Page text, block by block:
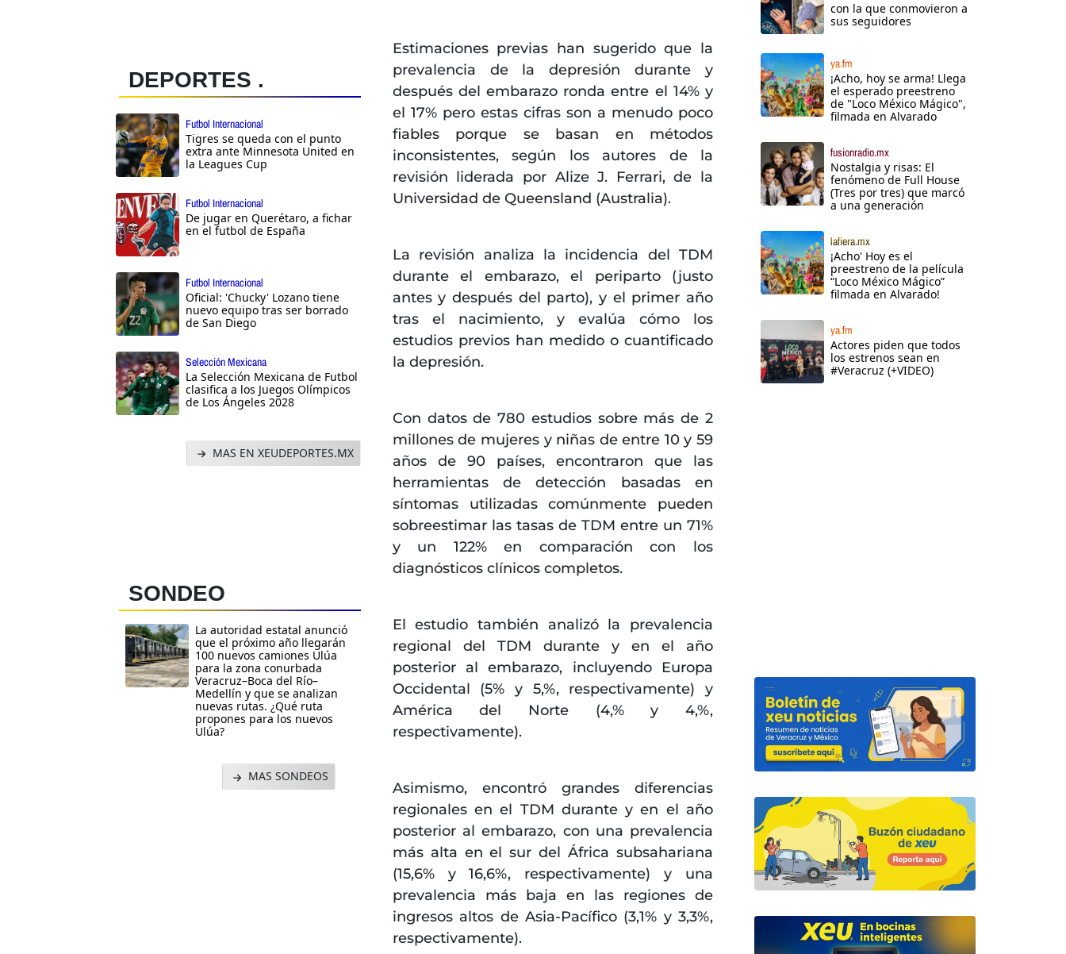
DEPORTES .
Futbol Internacional
Tigres se queda con el punto
extra ante Minnesota United en
la Leagues Cup
Futbol Internacional
De jugar en Querétaro, a fichar
en el futbol de España
Futbol Internacional
Oficial: 'Chucky' Lozano tiene
nuevo equipo tras ser borrado
de San Diego
Selección Mexicana
La Selección Mexicana de Futbol
clasifica a los Juegos Olímpicos
de Los Ángeles 2028
MAS EN XEUDEPORTES.MX
SONDEO
La autoridad estatal anunció
que el próximo año llegarán
100 nuevos camiones Ulúa
para la zona conurbada
Veracruz–Boca del Río–
Medellín y que se analizan
nuevas rutas. ¿Qué ruta
propones para los nuevos
Ulúa?
MAS SONDEOS
Estimaciones previas han sugerido que la
prevalencia de la depresión durante y
después del embarazo ronda entre el 14% y
el 17% pero estas cifras son a menudo poco
fiables porque se basan en métodos
inconsistentes, según los autores de la
revisión liderada por Alize J. Ferrari, de la
Universidad de Queensland (Australia).
La revisión analiza la incidencia del TDM
durante el embarazo, el periparto (justo
antes y después del parto), y el primer año
tras el nacimiento, y evalúa cómo los
estudios previos han medido o cuantificado
la depresión.
Con datos de 780 estudios sobre más de 2
millones de mujeres y niñas de entre 10 y 59
años de 90 países, encontraron que las
herramientas de detección basadas en
síntomas utilizadas comúnmente pueden
sobreestimar las tasas de TDM entre un 71%
y un 122% en comparación con los
diagnósticos clínicos completos.
El estudio también analizó la prevalencia
regional del TDM durante y en el año
posterior al embarazo, incluyendo Europa
Occidental (5% y 5,%, respectivamente) y
América del Norte (4,% y 4,%,
respectivamente).
Asimismo, encontró grandes diferencias
regionales en el TDM durante y en el año
posterior al embarazo, con una prevalencia
más alta en el sur del África subsahariana
(15,6% y 16,6%, respectivamente) y una
prevalencia más baja en las regiones de
ingresos altos de Asia-Pacífico (3,1% y 3,3%,
respectivamente).
con la que conmovieron a
sus seguidores
ya.fm
¡Acho, hoy se arma! Llega
el esperado preestreno
de "Loco México Mágico",
filmada en Alvarado
fusionradio.mx
Nostalgia y risas: El
fenómeno de Full House
(Tres por tres) que marcó
a una generación
lafiera.mx
¡Acho' Hoy es el
preestreno de la película
“Loco México Mágico”
filmada en Alvarado!
ya.fm
Actores piden que todos
los estrenos sean en
#Veracruz (+VIDEO)